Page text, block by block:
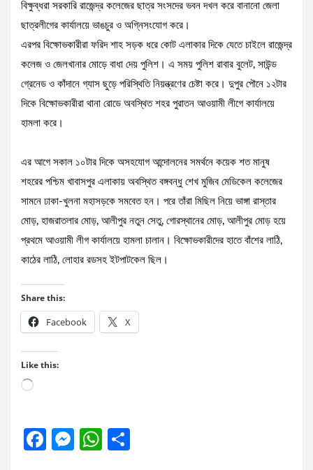
বিক্ষুব্ধরা সরকারি রাজেন্দ্র কলেজের ছাত্র সংসদের ভবন দখল করে বানানো জেলা
ছাত্রলীগের কার্যালয়ে ভাঙচুর ও অগ্নিসংযোগ করে।
এরপর বিক্ষোভকারীরা ফরিদ শাহ সড়ক ধরে কোট এলাকার দিকে যেতে চাইলে রাজেন্দ্র
কলেজ ও জেলখানার মোড়ে বাধা দেয় পুলিশ। এ সময় পুলিশ রাবার বুলেট, সাউন্ড
গ্রেনেড ও কাঁদানে গ্যাস ছুড়ে পরিস্থিতি নিয়ন্ত্রণের চেষ্টা করে। দুপুর পৌনে ১২টার
দিকে বিক্ষোভকারীরা থানা রোডে অবস্থিত শহর পুরাতন আওয়ামী লীগে কার্যালয়ে
হামলা করে।
এর আগে সকাল ১০টার দিকে অসহযোগ আন্দোলনের সমর্থনে কয়েক শত মানুষ
শহরের পশ্চিম খাবাসপুর এলাকায় অবস্থিত বঙ্গবন্ধু শেখ মুজিব মেডিকেল কলেজের
সামনে ঢাকা-খুলনা মহাসড়কে সমবেত হন। পরে তাঁরা মিছিল নিয়ে ভাঙ্গা রাস্তার
মোড়, হাজরাতলার মোড়, আলীপুর নতুন সেতু, গোরস্থানের মোড়, আলীপুর মোড় হয়ে
প্রথমে আওয়ামী লীগ কার্যালয়ে হামলা চালান। বিক্ষোভকারীদের হাতে বাঁশের লাঠি,
কাঠের লাঠি, লোহার রডসহ ইটপাটকেল ছিল।
Share this:
Facebook X
Like this:
Loading…
F
M W